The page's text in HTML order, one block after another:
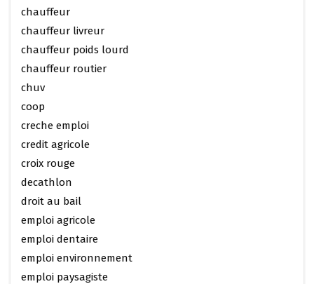
chauffeur
chauffeur livreur
chauffeur poids lourd
chauffeur routier
chuv
coop
creche emploi
credit agricole
croix rouge
decathlon
droit au bail
emploi agricole
emploi dentaire
emploi environnement
emploi paysagiste